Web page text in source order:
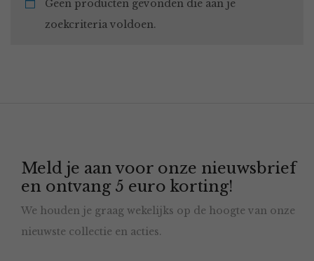
Geen producten gevonden die aan je
zoekcriteria voldoen.
Meld je aan voor onze nieuwsbrief
en ontvang 5 euro korting!
We houden je graag wekelijks op de hoogte van onze
nieuwste collectie en acties.